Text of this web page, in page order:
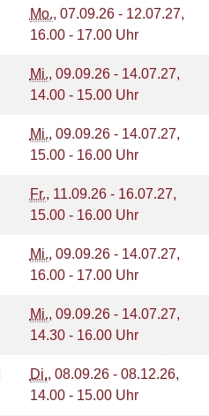
Mo., 07.09.26 - 12.07.27,
16.00 - 17.00 Uhr
Mi., 09.09.26 - 14.07.27,
14.00 - 15.00 Uhr
Mi., 09.09.26 - 14.07.27,
15.00 - 16.00 Uhr
Fr., 11.09.26 - 16.07.27,
15.00 - 16.00 Uhr
Mi., 09.09.26 - 14.07.27,
16.00 - 17.00 Uhr
Mi., 09.09.26 - 14.07.27,
14.30 - 16.00 Uhr
Di., 08.09.26 - 08.12.26,
14.00 - 15.00 Uhr